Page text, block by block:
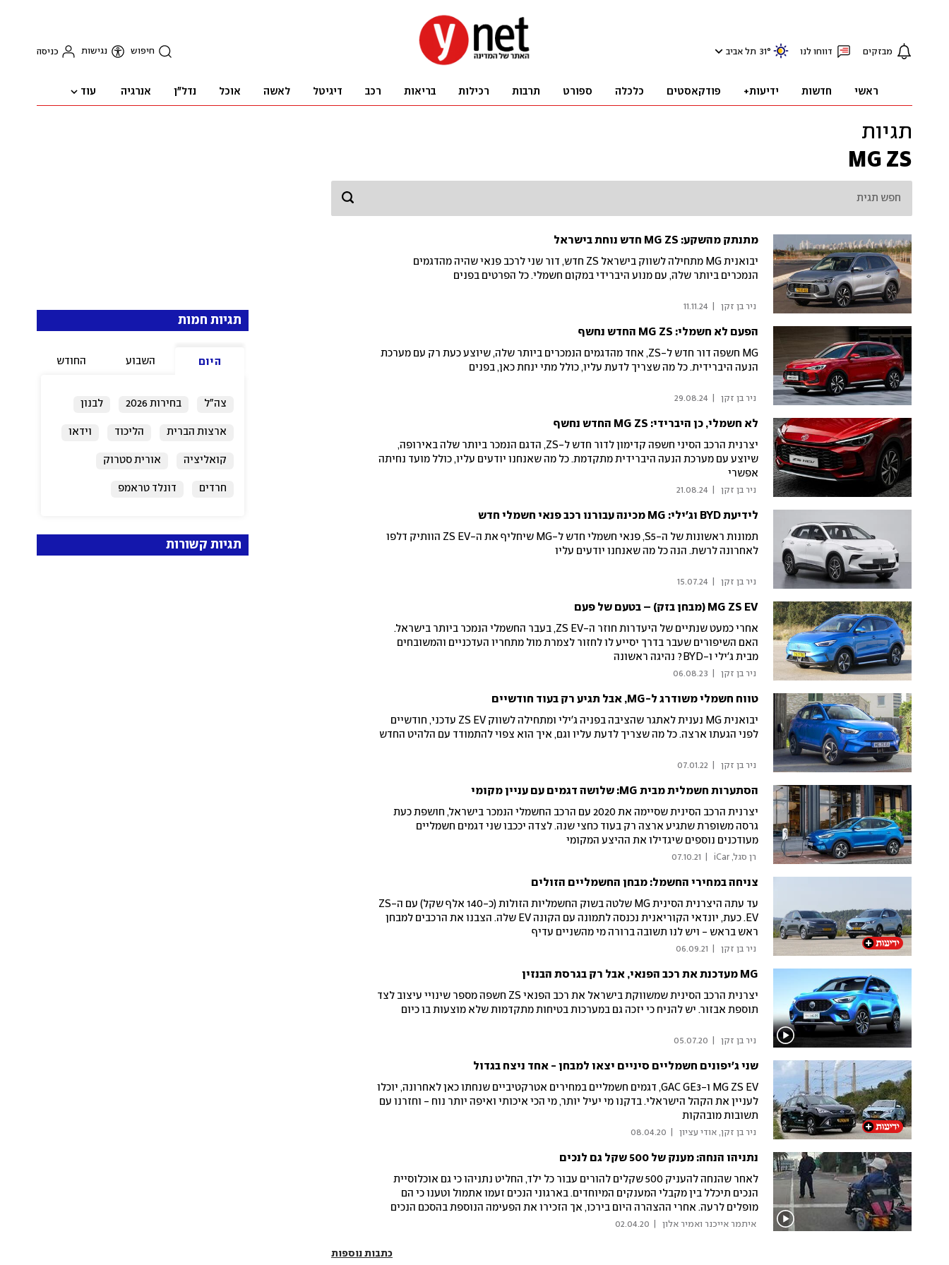
מבזקים דווחו לנו 31° תל אביב חיפוש נגישות כניסה
ראשי חדשות ידיעות+ פודקאסטים כלכלה ספורט תרבות רכילות בריאות רכב דיגיטל לאשה אוכל נדל"ן אנרגיה עוד
תגיות
MG ZS
מתנתק מהשקע: MG ZS חדש נוחת בישראל
יבואנית MG מתחילה לשווק בישראל ZS חדש, דור שני לרכב פנאי שהיה מהדגמים
הנמכרים ביותר שלה, עם מנוע היברידי במקום חשמלי. כל הפרטים בפנים
ניר בן זקן 11.11.24
הפעם לא חשמלי: MG ZS החדש נחשף
MG חשפה דור חדש ל-ZS, אחד מהדגמים הנמכרים ביותר שלה, שיוצע כעת רק עם מערכת
הנעה היברידית. כל מה שצריך לדעת עליו, כולל מתי ינחת כאן, בפנים
ניר בן זקן 29.08.24
לא חשמלי, כן היברידי: MG ZS החדש נחשף
יצרנית הרכב הסיני חשפה קדימון לדור חדש ל-ZS, הדגם הנמכר ביותר שלה באירופה,
שיוצע עם מערכת הנעה היברידית מתקדמת. כל מה שאנחנו יודעים עליו, כולל מועד נחיתה
אפשרי
ניר בן זקן 21.08.24
לידיעת BYD וג'ילי: MG מכינה עבורנו רכב פנאי חשמלי חדש
תמונות ראשונות של ה-S5, פנאי חשמלי חדש ל-MG שיחליף את ה-ZS EV הוותיק דלפו
לאחרונה לרשת. הנה כל מה שאנחנו יודעים עליו
ניר בן זקן 15.07.24
MG ZS EV (מבחן בזק) – בטעם של פעם
אחרי כמעט שנתיים של היעדרות חוזר ה-ZS EV, בעבר החשמלי הנמכר ביותר בישראל.
האם השיפורים שעבר בדרך יסייע לו לחזור לצמרת מול מתחריו העדכניים והמשובחים
מבית ג'ילי ו-BYD? נהיגה ראשונה
ניר בן זקן 06.08.23
טווח חשמלי משודרג ל-MG, אבל תגיע רק בעוד חודשיים
יבואנית MG נענית לאתגר שהציבה בפניה ג'ילי ומתחילה לשווק ZS EV עדכני, חודשיים
לפני הגעתו ארצה. כל מה שצריך לדעת עליו וגם, איך הוא צפוי להתמודד עם הלהיט החדש
ניר בן זקן 07.01.22
הסתערות חשמלית מבית MG: שלושה דגמים עם עניין מקומי
יצרנית הרכב הסינית שסיימה את 2020 עם הרכב החשמלי הנמכר בישראל, חושפת כעת
גרסה משופרת שתגיע ארצה רק בעוד כחצי שנה. לצדה יככבו שני דגמים חשמליים
מעודכנים נוספים שיגדילו את ההיצע המקומי
רן סגל, iCar 07.10.21
צניחה במחירי החשמל: מבחן החשמליים הזולים
עד עתה היצרנית הסינית MG שלטה בשוק החשמליות הזולות (כ-140 אלף שקל) עם ה-ZS
EV. כעת, יונדאי הקוריאנית נכנסה לתמונה עם הקונה EV שלה. הצבנו את הרכבים למבחן
ראש בראש - ויש לנו תשובה ברורה מי מהשניים עדיף
ניר בן זקן 06.09.21
MG מעדכנת את רכב הפנאי, אבל רק בגרסת הבנזין
יצרנית הרכב הסינית שמשווקת בישראל את רכב הפנאי ZS חשפה מספר שינויי עיצוב לצד
תוספת אבזור. יש להניח כי יזכה גם במערכות בטיחות מתקדמות שלא מוצעות בו כיום
ניר בן זקן 05.07.20
שני ג'יפונים חשמליים סיניים יצאו למבחן - אחד ניצח בגדול
MG ZS EV ו-GAC GE3, דגמים חשמליים במחירים אטרקטיביים שנחתו כאן לאחרונה, יוכלו
לעניין את הקהל הישראלי. בדקנו מי יעיל יותר, מי הכי איכותי ואיפה יותר נוח - וחזרנו עם
תשובות מובהקות
ניר בן זקן, אודי עציון 08.04.20
נתניהו הנחה: מענק של 500 שקל גם לנכים
לאחר שהנחה להעניק 500 שקלים להורים עבור כל ילד, החליט נתניהו כי גם אוכלוסיית
הנכים תיכלל בין מקבלי המענקים המיוחדים. בארגוני הנכים זעמו אתמול וטענו כי הם
מופלים לרעה. אחרי ההצהרה היום בירכו, אך הזכירו את הפעימה הנוספת בהסכם הנכים
שעדיין לא שולמה
איתמר אייכנר ואמיר אלון 02.04.20
כתבות נוספות
תגיות חמות
היום השבוע החודש
צה"ל בחירות 2026 לבנון
ארצות הברית הליכוד וידאו
קואליציה אורית סטרוק
חרדים דונלד טראמפ
תגיות קשורות